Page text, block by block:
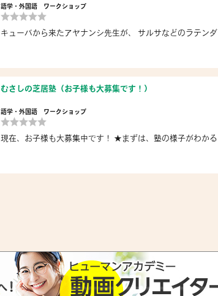
語学・外国語 ワークショップ
キューバから来たアヤナンシ先生が、 サルサなどのラテン
むさしの芝居塾（お子様も大募集です！）
語学・外国語 ワークショップ
現在、お子様も大募集中です！ ★まずは、塾の様子がわか